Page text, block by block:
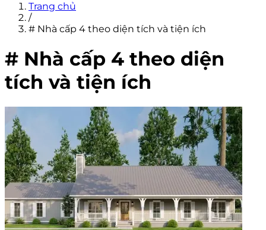
Trang chủ
/
# Nhà cấp 4 theo diện tích và tiện ích
# Nhà cấp 4 theo diện
tích và tiện ích